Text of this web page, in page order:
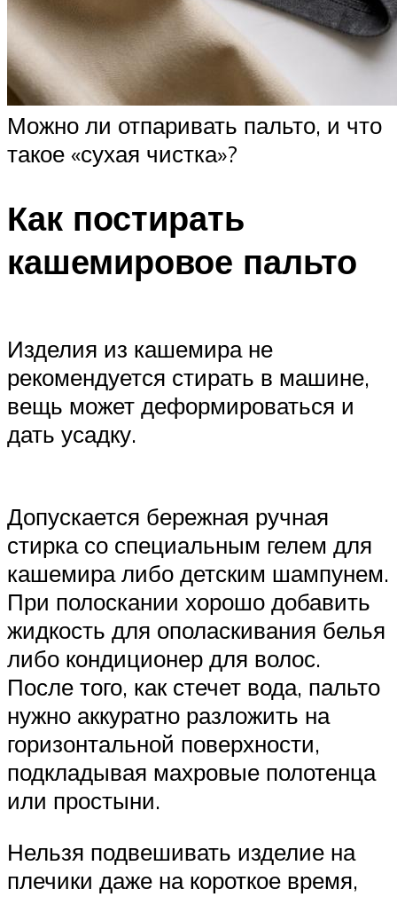
Можно ли отпаривать пальто, и что
такое «сухая чистка»?
Как постирать
кашемировое пальто
Изделия из кашемира не
рекомендуется стирать в машине,
вещь может деформироваться и
дать усадку.
Допускается бережная ручная
стирка со специальным гелем для
кашемира либо детским шампунем.
При полоскании хорошо добавить
жидкость для ополаскивания белья
либо кондиционер для волос.
После того, как стечет вода, пальто
нужно аккуратно разложить на
горизонтальной поверхности,
подкладывая махровые полотенца
или простыни.
Нельзя подвешивать изделие на
плечики даже на короткое время,